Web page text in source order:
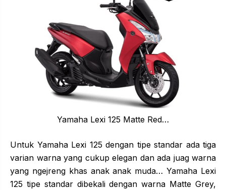
Yamaha Lexi 125 Matte Red…
Untuk Yamaha Lexi 125 dengan tipe standar ada tiga
varian warna yang cukup elegan dan ada juag warna
yang ngejreng khas anak anak muda… Yamaha Lexi
125 tipe standar dibekali dengan warna Matte Grey,